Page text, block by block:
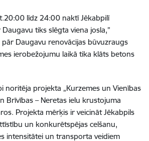
līdz 24:00 naktī Jēkabpilī
tiks slēgta viena josla,”
Daugavu renovācijas būvuzraugs
ierobežojumu laikā tika klāts betons
noritēja projekta „Kurzemes un Vienības
Brīvības – Neretas ielu krustojuma
Projekta mērķis ir veicināt Jēkabpils
un konkurētspējas celšanu,
intensitātei un transporta veidiem